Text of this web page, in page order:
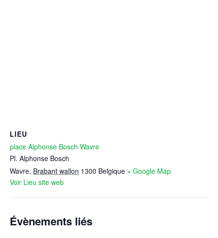
LIEU
place Alphonse Bosch Wavre
Pl. Alphonse Bosch
Wavre, Brabant wallon 1300 Belgique + Google Map
Voir Lieu site web
Évènements liés